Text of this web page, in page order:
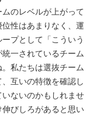
のレベルが上がって
性はあまりなく、運
プとして「こういう
一されているチーム
私たちは選抜チーム
互いの特徴を確認し
ないのかもしれませ
びしろがあると思い